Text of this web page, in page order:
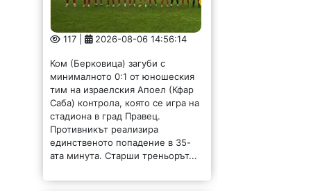
117 | 2026-08-06 14:56:14
Ком (Берковица) загуби с
минималното 0:1 от юношеския
тим на израелския Апоел (Кфар
Саба) контрола, която се игра на
стадиона в град Правец.
Противникът реализира
единственото попадение в 35-
ата минута. Старши треньорът...